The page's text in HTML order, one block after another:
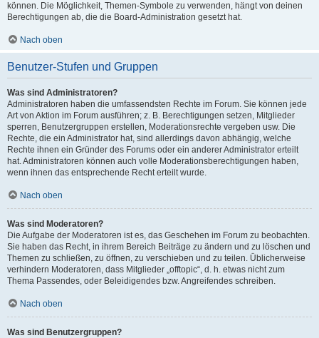
können. Die Möglichkeit, Themen-Symbole zu verwenden, hängt von deinen
Berechtigungen ab, die die Board-Administration gesetzt hat.
Nach oben
Benutzer-Stufen und Gruppen
Was sind Administratoren?
Administratoren haben die umfassendsten Rechte im Forum. Sie können jede
Art von Aktion im Forum ausführen; z. B. Berechtigungen setzen, Mitglieder
sperren, Benutzergruppen erstellen, Moderationsrechte vergeben usw. Die
Rechte, die ein Administrator hat, sind allerdings davon abhängig, welche
Rechte ihnen ein Gründer des Forums oder ein anderer Administrator erteilt
hat. Administratoren können auch volle Moderationsberechtigungen haben,
wenn ihnen das entsprechende Recht erteilt wurde.
Nach oben
Was sind Moderatoren?
Die Aufgabe der Moderatoren ist es, das Geschehen im Forum zu beobachten.
Sie haben das Recht, in ihrem Bereich Beiträge zu ändern und zu löschen und
Themen zu schließen, zu öffnen, zu verschieben und zu teilen. Üblicherweise
verhindern Moderatoren, dass Mitglieder „offtopic“, d. h. etwas nicht zum
Thema Passendes, oder Beleidigendes bzw. Angreifendes schreiben.
Nach oben
Was sind Benutzergruppen?